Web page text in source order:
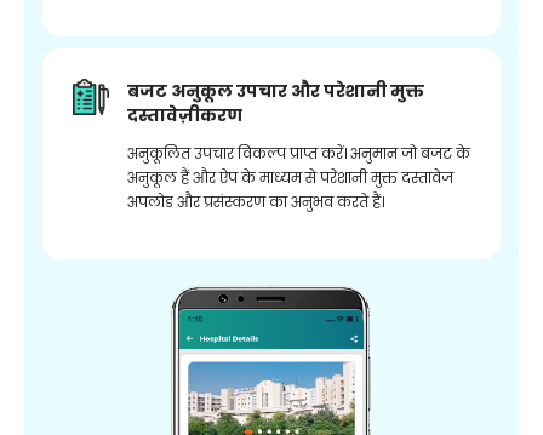
बजट अनुकूल उपचार और परेशानी मुक्त
दस्तावेज़ीकरण
अनुकूलित उपचार विकल्प प्राप्त करें। अनुमान जो बजट के
अनुकूल हैं और ऐप के माध्यम से परेशानी मुक्त दस्तावेज
अपलोड और प्रसंस्करण का अनुभव करते हैं।